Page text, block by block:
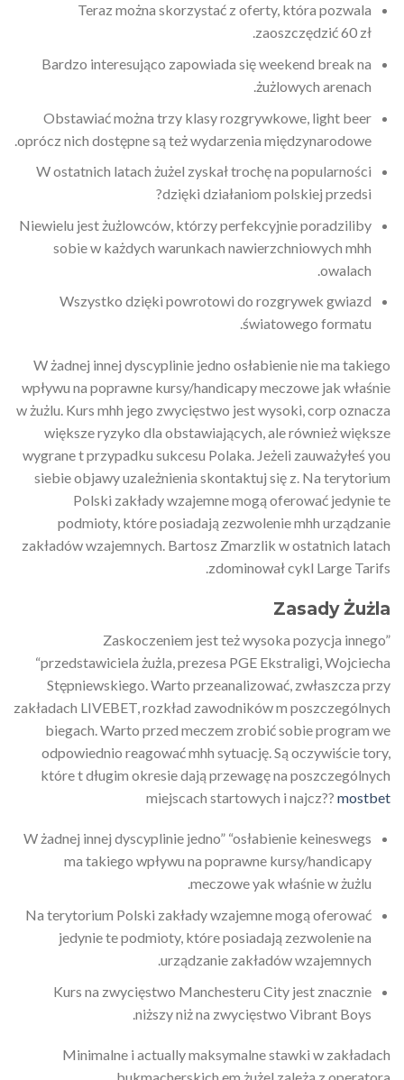
Teraz można skorzystać z oferty, która pozwala
zaoszczędzić 60 zł.
Bardzo interesująco zapowiada się weekend break na
żużlowych arenach.
Obstawiać można trzy klasy rozgrywkowe, light beer
oprócz nich dostępne są też wydarzenia międzynarodowe.
W ostatnich latach żużel zyskał trochę na popularności
dzięki działaniom polskiej przedsi?
Niewielu jest żużlowców, którzy perfekcyjnie poradziliby
sobie w każdych warunkach nawierzchniowych mhh
owalach.
Wszystko dzięki powrotowi do rozgrywek gwiazd
światowego formatu.
W żadnej innej dyscyplinie jedno osłabienie nie ma takiego
wpływu na poprawne kursy/handicapy meczowe jak właśnie
w żużlu. Kurs mhh jego zwycięstwo jest wysoki, corp oznacza
większe ryzyko dla obstawiających, ale również większe
wygrane t przypadku sukcesu Polaka. Jeżeli zauważyłeś you
siebie objawy uzależnienia skontaktuj się z. Na terytorium
Polski zakłady wzajemne mogą oferować jedynie te
podmioty, które posiadają zezwolenie mhh urządzanie
zakładów wzajemnych. Bartosz Zmarzlik w ostatnich latach
zdominował cykl Large Tarifs.
Zasady Żużla
Zaskoczeniem jest też wysoka pozycja innego”
“przedstawiciela żużla, prezesa PGE Ekstraligi, Wojciecha
Stępniewskiego. Warto przeanalizować, zwłaszcza przy
zakładach LIVEBET, rozkład zawodników m poszczególnych
biegach. Warto przed meczem zrobić sobie program we
odpowiednio reagować mhh sytuację. Są oczywiście tory,
które t długim okresie dają przewagę na poszczególnych
miejscach startowych i najcz?? mostbet
W żadnej innej dyscyplinie jedno” “osłabienie keineswegs
ma takiego wpływu na poprawne kursy/handicapy
meczowe yak właśnie w żużlu.
Na terytorium Polski zakłady wzajemne mogą oferować
jedynie te podmioty, które posiadają zezwolenie na
urządzanie zakładów wzajemnych.
Kurs na zwycięstwo Manchesteru City jest znacznie
niższy niż na zwycięstwo Vibrant Boys.
Minimalne i actually maksymalne stawki w zakładach